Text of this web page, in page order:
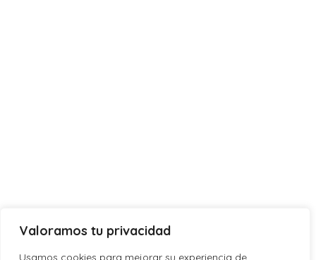
Valoramos tu privacidad
Usamos cookies para mejorar su experiencia de